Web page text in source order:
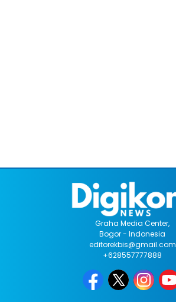
Graha Media Center,
Bogor - Indonesia
editorekbis@gmail.com
+628557777888